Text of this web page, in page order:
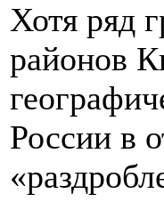
Хотя ряд
районов
России в